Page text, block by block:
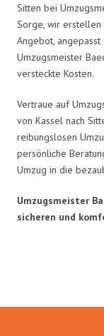
Sitten bei
Sorge, wir
Angebot,
Umzugsmeister
versteckte Kosten.
Vertraue auf
von Kassel nach
reibungslosen
persönliche
Umzug in die
Umzugsmeister
sicheren und